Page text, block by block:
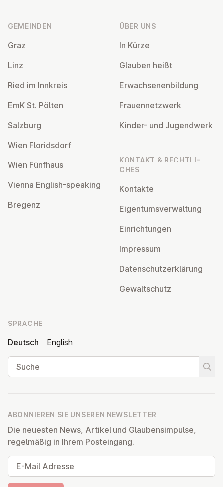
GEMEINDEN
Graz
Linz
Ried im Innkreis
EmK St. Pölten
Salzburg
Wien Flo­rids­dorf
Wien Fünfhaus
Vienna English-speaking
Bregenz
ÜBER UNS
In Kürze
Glauben heißt
Er­wach­se­nen­bil­dung
Frau­en­netz­werk
Kinder- und Ju­gend­werk
KONTAKT & RECHT­LI­
CHES
Kontakte
Ei­gen­tums­ver­wal­tung
Ein­rich­tun­gen
Impressum
Da­ten­schutz­er­klä­rung
Ge­walt­schutz
SPRACHE
Deutsch
English
Suche
ABONNIEREN SIE UNSEREN NEWSLETTER
Die neuesten News, Artikel und Glaubensimpulse,
regelmäßig in Ihrem Posteingang.
E-Mail Adresse